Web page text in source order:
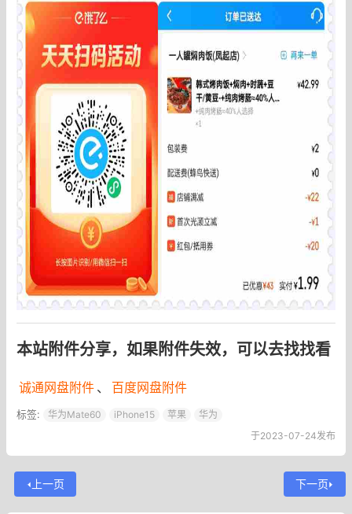
本站附件分享，如果附件失效，可以去找找看
诚通网盘附件 、 百度网盘附件
标签: 华为Mate60 iPhone15 苹果
华为
于2023-07-24发布
上一页 下一页